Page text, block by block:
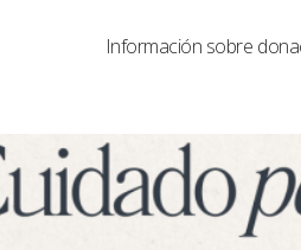
Información sobre